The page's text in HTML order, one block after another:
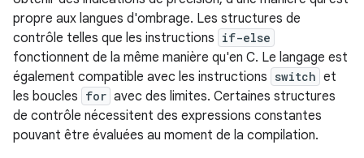
propre aux langues d'ombrage. Les structures de
contrôle telles que les instructions if-else
fonctionnent de la même manière qu'en C. Le langage est
également compatible avec les instructions switch et
les boucles for avec des limites. Certaines structures
de contrôle nécessitent des expressions constantes
pouvant être évaluées au moment de la compilation.